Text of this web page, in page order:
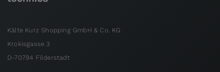
Kälte Kurz Shopping GmbH & Co. KG
Krokisgasse 3
D-70794 Filderstadt